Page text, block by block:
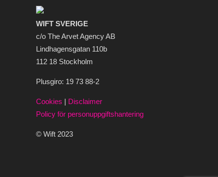
WIFT SVERIGE
c/o The Arvet Agency AB
Lindhagensgatan 110b
112 18 Stockholm
Plusgiro: 19 73 88-2
Cookies | Disclaimer
Policy för personuppgiftshantering
© Wift 2023